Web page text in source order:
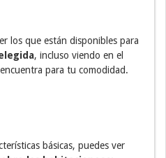
los que están disponibles para
, incluso viendo en el
para tu comodidad.
básicas, puedes ver